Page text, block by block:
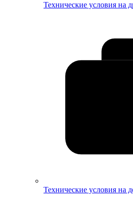
Технические условия на
Технические условия на